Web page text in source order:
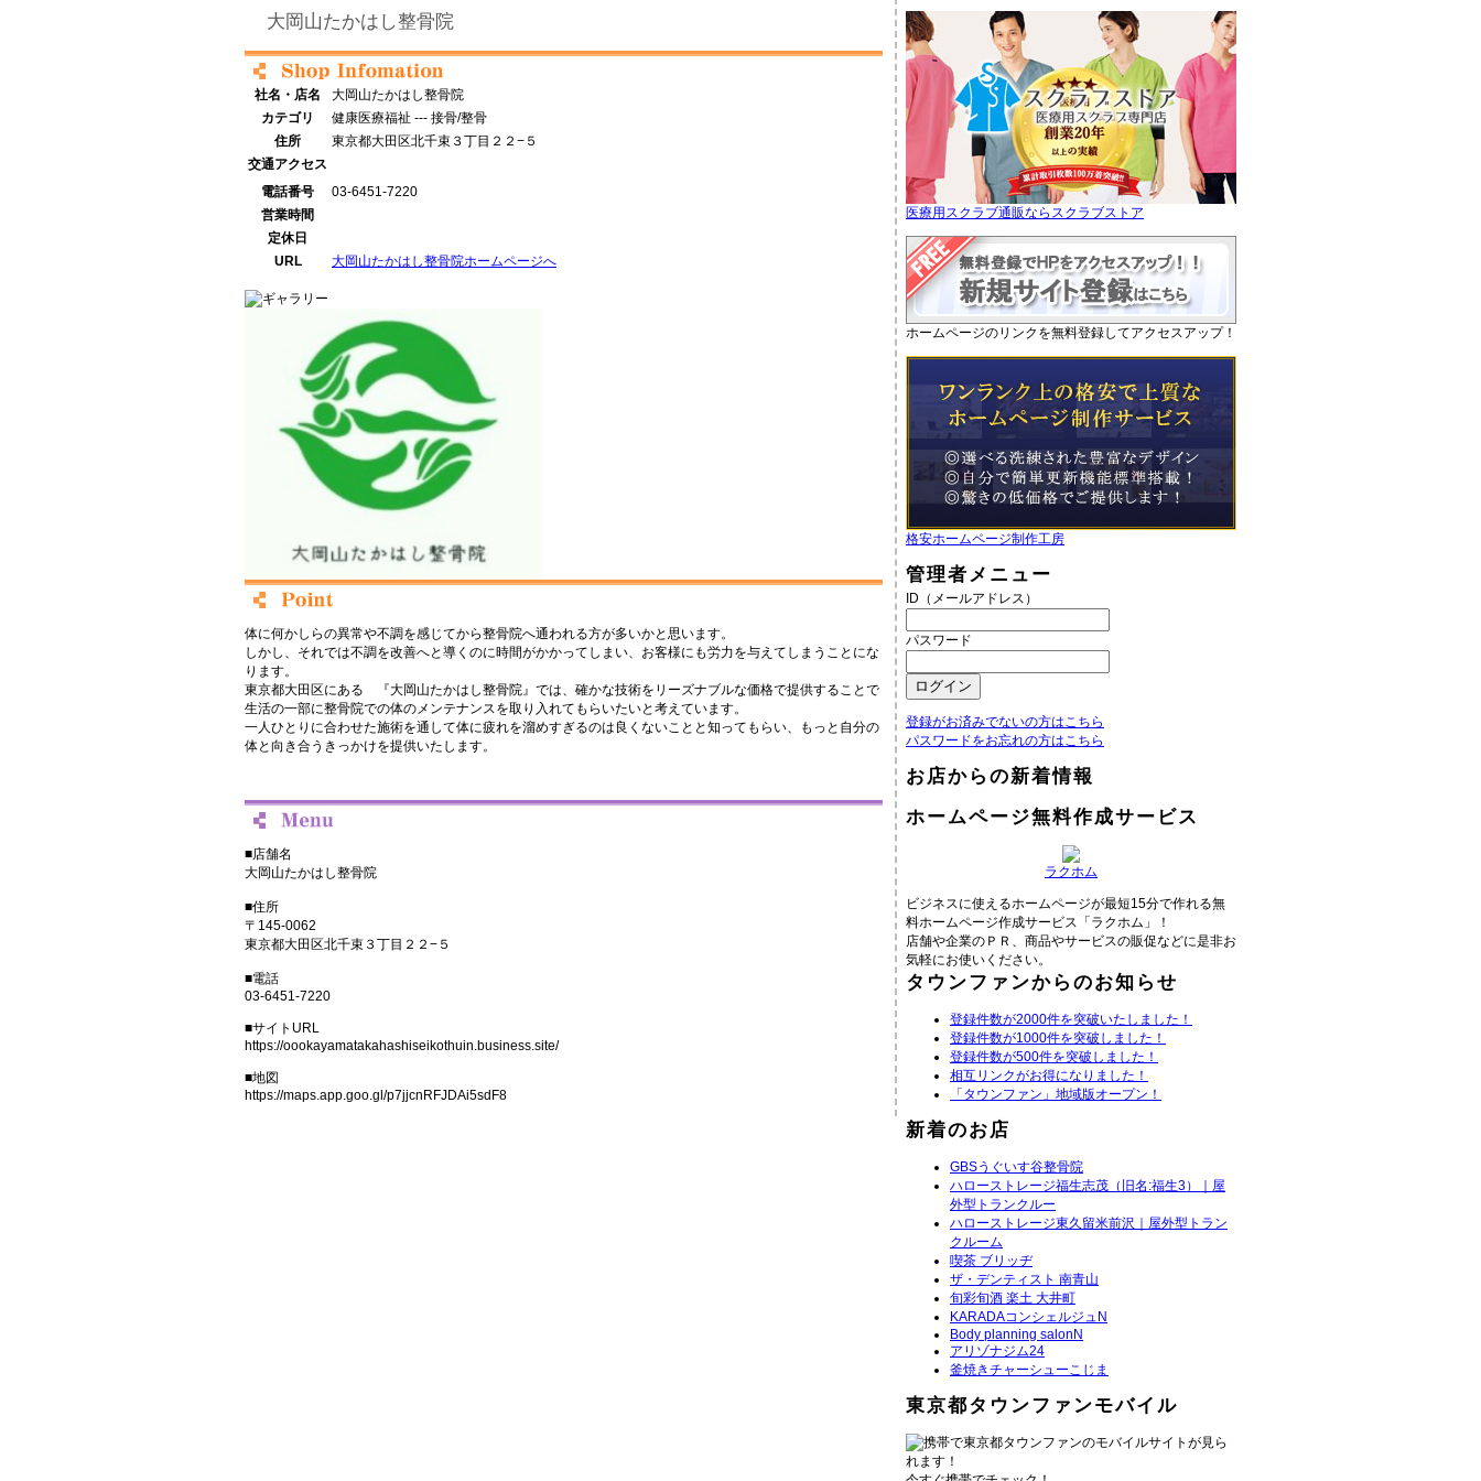
大岡山たかはし整骨院
社名・店名
大岡山たかはし整骨院
カテゴリ
健康医療福祉 --- 接骨/整骨
住所
東京都大田区北千束３丁目２２−５
交通アクセス
電話番号
03-6451-7220
営業時間
定休日
URL
大岡山たかはし整骨院ホームページへ
体に何かしらの異常や不調を感じてから整骨院へ通われる方が多いかと思います。
しかし、それでは不調を改善へと導くのに時間がかかってしまい、お客様にも労力を与えてしまうことにな
ります。
東京都大田区にある 『大岡山たかはし整骨院』では、確かな技術をリーズナブルな価格で提供することで
生活の一部に整骨院での体のメンテナンスを取り入れてもらいたいと考えています。
一人ひとりに合わせた施術を通して体に疲れを溜めすぎるのは良くないことと知ってもらい、もっと自分の
体と向き合うきっかけを提供いたします。
■店舗名
大岡山たかはし整骨院
■住所
〒145-0062
東京都大田区北千束３丁目２２−５
■電話
03-6451-7220
■サイトURL
https://oookayamatakahashiseikothuin.business.site/
■地図
https://maps.app.goo.gl/p7jjcnRFJDAi5sdF8
医療用スクラブ通販ならスクラブストア
ホームページのリンクを無料登録してアクセスアップ！
格安ホームページ制作工房
管理者メニュー
ID（メールアドレス）
パスワード
登録がお済みでないの方はこちら
パスワードをお忘れの方はこちら
お店からの新着情報
ホームページ無料作成サービス
ラクホム
ビジネスに使えるホームページが最短15分で作れる無
料ホームページ作成サービス「ラクホム」！
店舗や企業のＰＲ、商品やサービスの販促などに是非お
気軽にお使いください。
タウンファンからのお知らせ
登録件数が2000件を突破いたしました！
登録件数が1000件を突破しました！
登録件数が500件を突破しました！
相互リンクがお得になりました！
「タウンファン」地域版オープン！
新着のお店
GBSうぐいす谷整骨院
ハローストレージ福生志茂（旧名:福生3）｜屋
外型トランクルー
ハローストレージ東久留米前沢｜屋外型トラン
クルーム
喫茶 ブリッヂ
ザ・デンティスト 南青山
旬彩旬酒 楽土 大井町
KARADAコンシェルジュN
Body planning salonN
アリゾナジム24
釜焼きチャーシューこじま
東京都タウンファンモバイル
携帯で東京都タウンファンのモバイルサイトが見ら
れます！